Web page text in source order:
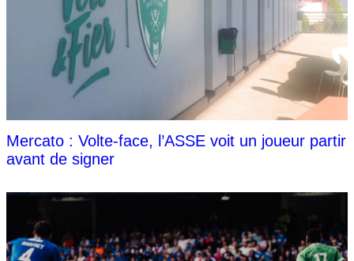
Mercato : Volte-face, l’ASSE voit un joueur partir
avant de signer